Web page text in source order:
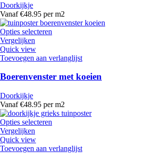
Doorkijkje
Vanaf €48.95 per m2
Opties selecteren
Vergelijken
Quick view
Toevoegen aan verlanglijst
Boerenvenster met koeien
Doorkijkje
Vanaf €48.95 per m2
Opties selecteren
Vergelijken
Quick view
Toevoegen aan verlanglijst